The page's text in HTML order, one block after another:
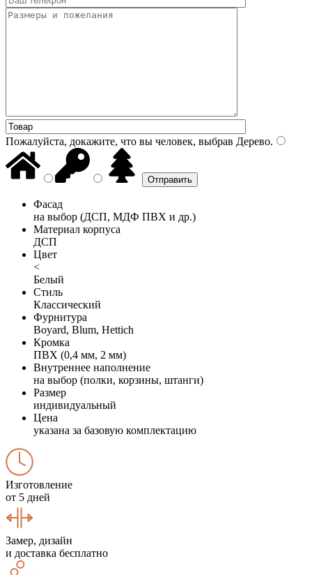
Пожалуйста, докажите, что вы человек, выбрав Дерево.
Фасад
на выбор (ДСП, МДФ ПВХ и др.)
Материал корпуса
ДСП
Цвет
<
Белый
Стиль
Классический
Фурнитура
Boyard, Blum, Hettich
Кромка
ПВХ (0,4 мм, 2 мм)
Внутреннее наполнение
на выбор (полки, корзины, штанги)
Размер
индивидуальный
Цена
указана за базовую комплектацию
Изготовление
от 5 дней
Замер, дизайн
и доставка бесплатно